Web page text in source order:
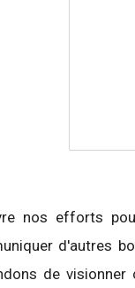
nos efforts
d'autres
de